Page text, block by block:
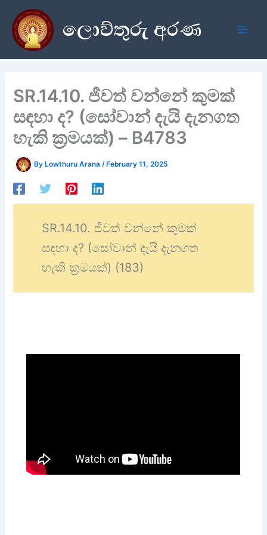
content
ලොව්තුරු අරණ
SR.14.10. ජීවත් වන්නේ කුමක්
සඳහා ද? (සෝවාන් දැයි දැනගත
හැකි ක්‍රමයක්) – B4783
ByLowthuru Arana /February 11, 2025
SR.14.10. ජීවත් වන්නේ කුමක්
සඳහා ද? (සෝවාන් දැයි දැනගත
හැකි ක්‍රමයක්) (183)